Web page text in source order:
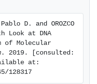
D. and OROZCO
Look at DNA
of Molecular
. 2019. [consulted:
at:
128317